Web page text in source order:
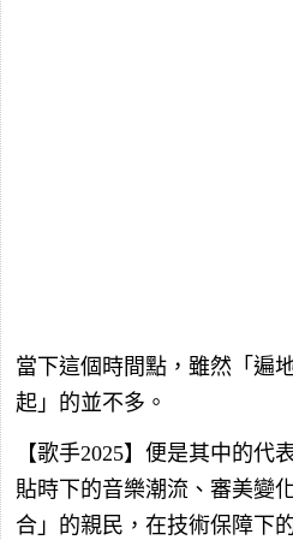
當下這個時間點，雖然「遍
起」的並不多。
【歌手2025】便是其中的代
貼時下的音樂潮流、審美變
合」的親民，在技術保障下